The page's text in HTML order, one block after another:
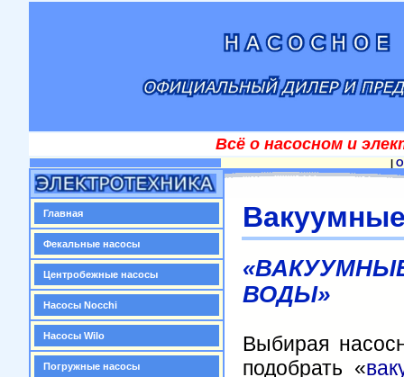
Всё о насосном и
|
Главная
Фекальные насосы
Центробежные насосы
Насосы Nocchi
Насосы Wilo
Погружные насосы
ВОДЫ»
Выбирая
подобрать «